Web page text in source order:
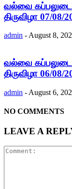
வல்வை
திருவிழா 07/08/
admin - August 8,
வல்வை
திருவிழா 06/08/
admin - August 6,
NO COMMENTS
LEAVE A